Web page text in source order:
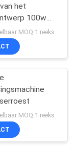
het
100w
0.5kg
MOQ:1 reeks
MOQ:1 reeks